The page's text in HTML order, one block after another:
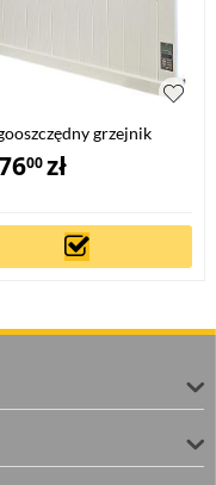
grzejnik
EPG-700
00zł